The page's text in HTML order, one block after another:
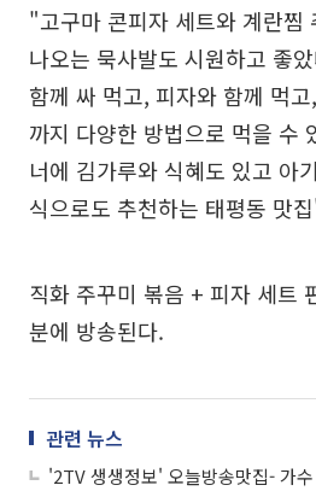
"고구마 콘피자 세트와 계란찜
나오는 묵사발도 시원하고 좋
함께 싸 먹고, 피자와 함께 먹
까지 다양한 방법으로 먹을 수
너에 김가루와 식혜도 있고 아
식으로도 추천하는 태평동 맛
직화 주꾸미 볶음 + 피자 세트
분에 방송된다.
관련 뉴스